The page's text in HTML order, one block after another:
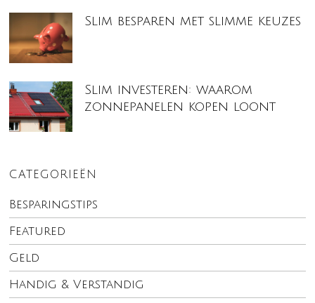
Slim besparen met slimme keuzes
Slim investeren: waarom
zonnepanelen kopen loont
CATEGORIEËN
Besparingstips
Featured
Geld
Handig & Verstandig